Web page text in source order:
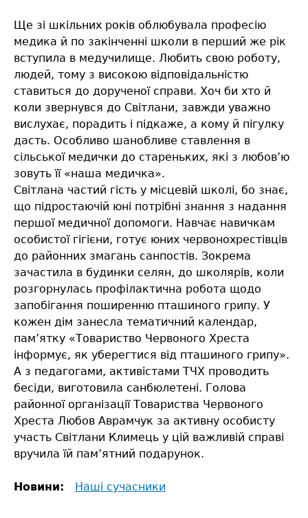
Ще зі шкільних років облюбувала професію
медика й по закінченні школи в перший же рік
вступила в медучилище. Любить свою роботу,
людей, тому з високою відповідальністю
ставиться до дорученої справи. Хоч би хто й
коли звернувся до Світлани, завжди уважно
вислухає, порадить і підкаже, а кому й пігулку
дасть. Особливо шанобливе ставлення в
сільської медички до стареньких, які з любов’ю
зовуть її «наша медичка».
Світлана частий гість у місцевій школі, бо знає,
що підростаючій юні потрібні знання з надання
першої медичної допомоги. Навчає навичкам
особистої гігієни, готує юних червонохрестівців
до районних змагань санпостів. Зокрема
зачастила в будинки селян, до школярів, коли
розгорнулась профілактична робота щодо
запобігання поширенню пташиного грипу. У
кожен дім занесла тематичний календар,
пам’ятку «Товариство Червоного Хреста
інформує, як уберегтися від пташиного грипу».
А з педагогами, активістами ТЧХ проводить
бесіди, виготовила санбюлетені. Голова
районної організації Товариства Червоного
Хреста Любов Аврамчук за активну особисту
участь Світлани Климець у цій важливій справі
вручила їй пам’ятний подарунок.
Новини: Наші сучасники